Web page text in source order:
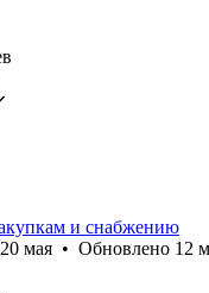
и снабжению
20 мая • Обновлено 12